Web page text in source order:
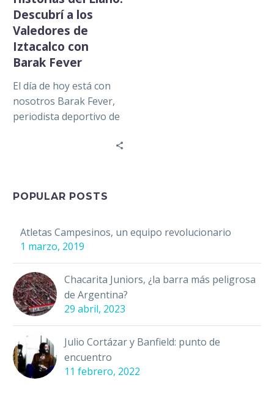
Descubrí a los
Valedores de
Iztacalco con
Barak Fever
El día de hoy está con
nosotros Barak Fever,
periodista deportivo de
POPULAR POSTS
Atletas Campesinos, un equipo revolucionario
1 marzo, 2019
Chacarita Juniors, ¿la barra más peligrosa
de Argentina?
29 abril, 2023
Julio Cortázar y Banfield: punto de
encuentro
11 febrero, 2022